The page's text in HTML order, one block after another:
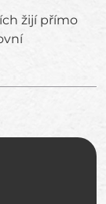
žijí přímo